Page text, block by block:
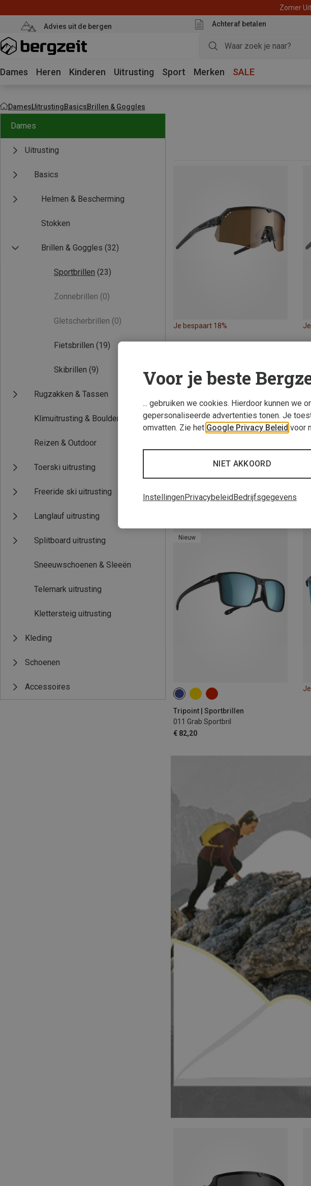
Zomer
Advies uit de bergen Achteraf betalen
Dames Heren Kinderen Uitrusting Sport Merken SALE
DamesUitrustingBasicsBrillen & Goggles
Dames
Uitrusting
Basics
Helmen & Bescherming
Stokken
Brillen & Goggles (32)
Sportbrillen (23)
Zonnebrillen (0)
Gletscherbrillen (0)
Fietsbrillen (19)
Skibrillen (9)
Rugzakken & Tassen
Klimuitrusting & Boulderuitrusting
Reizen & Outdoor
Toerski uitrusting
Freeride ski uitrusting
Langlauf uitrusting
Splitboard uitrusting
Sneeuwschoenen & Sleeën
Telemark uitrusting
Klettersteig uitrusting
Kleding
Schoenen
Accessoires
Je bespaart 18%
Nieuw
Tripoint | Sportbrillen
011 Grab Sportbril
€ 82,20
Voor je beste
... gebruiken we cookies. Hierdoor kunnen we
gepersonaliseerde advertenties tonen. Je
omvatten. Zie het Google Privacy Beleid voor
NIET AKKOORD
InstellingenPrivacybeleidBedrijfsgegevens